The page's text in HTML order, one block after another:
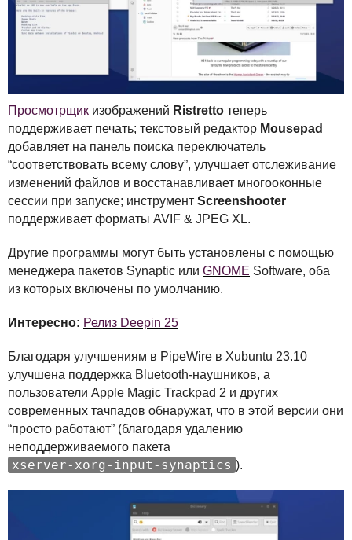
Просмотрщик изображений Ristretto теперь
поддерживает печать; текстовый редактор Mousepad
добавляет на панель поиска переключатель
“соответствовать всему слову”, улучшает отслеживание
изменений файлов и восстанавливает многооконные
сессии при запуске; инструмент Screenshooter
поддерживает форматы AVIF & JPEG XL.
Другие программы могут быть установлены с помощью
менеджера пакетов Synaptic или GNOME Software, оба
из которых включены по умолчанию.
Интересно: Релиз Deepin 25
Благодаря улучшениям в PipeWire в Xubuntu 23.10
улучшена поддержка Bluetooth-наушников, а
пользователи Apple Magic Trackpad 2 и других
современных тачпадов обнаружат, что в этой версии они
“просто работают” (благодаря удалению
неподдерживаемого пакета
xserver-xorg-input-synaptics ).